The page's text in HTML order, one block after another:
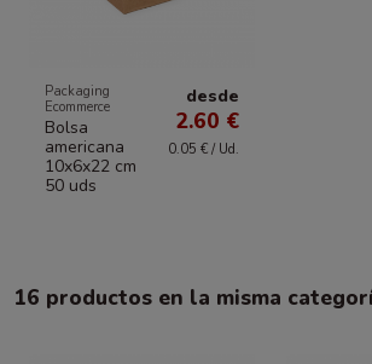
Packaging
Ecommerce
Bolsa
americana
10x6x22 cm
50 uds
desde
2.60 €
0.05 € / Ud.
16 productos en la misma